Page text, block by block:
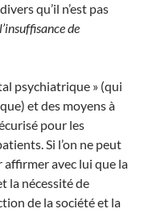
qu’il n’est pas
de
psychiatrique » (qui
et des moyens à
pour les
Si l’on ne peut
affirmer avec lui que la
la nécessité de
de la société et la